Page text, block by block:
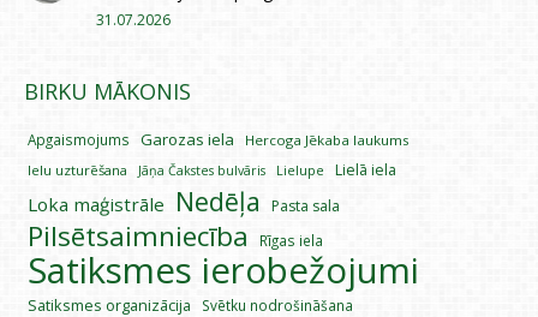
31.07.2026
BIRKU MĀKONIS
Apgaismojums Garozas iela
Hercoga Jēkaba laukums
Ielu uzturēšana
Jāņa Čakstes bulvāris Lielupe Lielā iela
Loka maģistrāle Nedēļa Pasta sala
Pilsētsaimniecība Rīgas iela
Satiksmes ierobežojumi
Satiksmes organizācija Svētku nodrošināšana